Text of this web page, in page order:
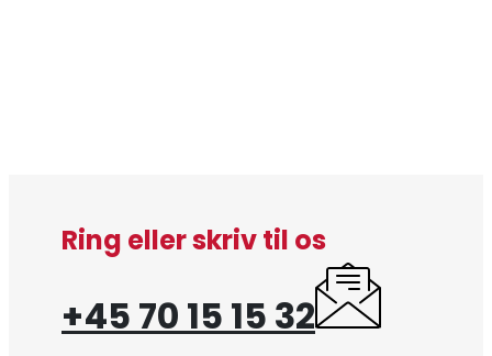
Ring eller skriv til os
+45 70 15 15 32